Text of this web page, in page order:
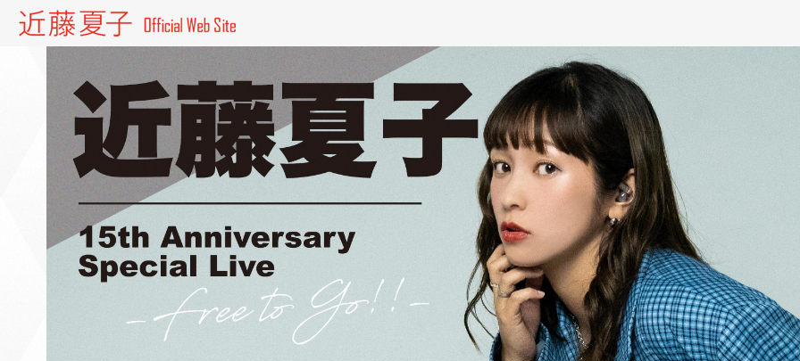
近藤夏子 Official website